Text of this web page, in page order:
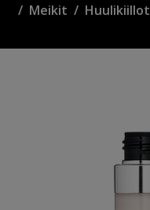
Meikit Huulikiillot